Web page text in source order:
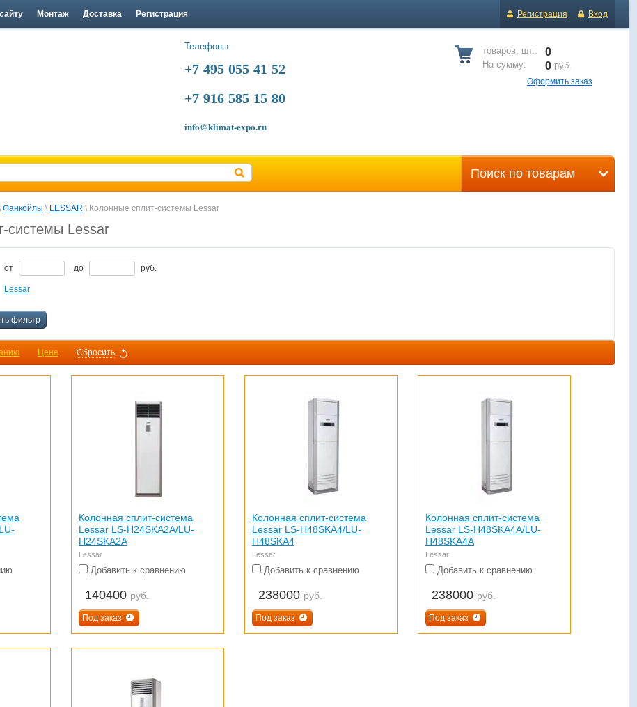
Регистрация Вход
Монтаж Доставка Регистрация
Телефоны:
+7 495 055 41 52
+7 916 585 15 80
info@klimat-expo.ru
товаров, шт.: 0
На сумму: 0 руб.
Оформить заказ
Поиск по товарам
Фанкойлы \ LESSAR \ Колонные сплит-системы Lessar
системы Lessar
от до руб.
Lessar
фильтр
Цене Сбросить
Колонная сплит-система
Lessar LS-H24SKA2A/LU-
H24SKA2A
Lessar
Добавить к сравнению
140400 руб.
Под заказ
Колонная сплит-система
Lessar LS-H48SKA4/LU-
H48SKA4
Lessar
Добавить к сравнению
238000 руб.
Под заказ
Колонная сплит-система
Lessar LS-H48SKA4A/LU-
H48SKA4A
Lessar
Добавить к сравнению
238000 руб.
Под заказ